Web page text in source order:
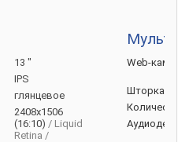
13 "
IPS
глянцевое
2408x1506
(16:10) / Liquid
Retina /
Web-камера
Шторка для
Количество